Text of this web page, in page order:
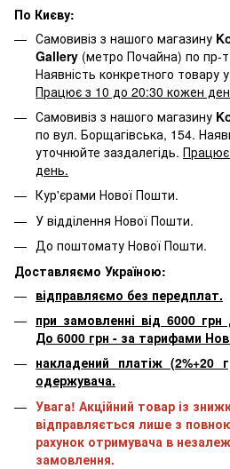
По Києву:
Самовивіз з нашого магазину
Gallery (метро Почайна) по пр-
Наявність конкретного товару
Працює з 10 до 20:30 кожен
Самовивіз з нашого магазину
по вул. Борщагівська, 154.
уточнюйте заздалегідь.
день.
Кур'єрами Нової Пошти.
У відділення Нової Пошти.
До поштомату Нової Пошти.
Доставляємо Україною:
відправляємо без передплат.
при замовленні від 6000
До 6000 грн - за тарифами
накладений платіж (2%+20
одержувача.
Увага! Акційний товар із
відправляється лише з
рахунок отримувача в
замовлення.